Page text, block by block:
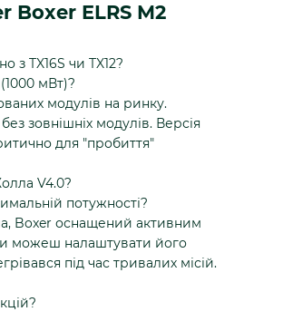
Boxer ELRS M2
з TX16S чи TX12?
мВт)?
модулів на ринку.
зовнішніх модулів. Версія
для "пробиття"
V4.0?
потужності?
Boxer оснащений активним
можеш налаштувати його
під час тривалих місій.